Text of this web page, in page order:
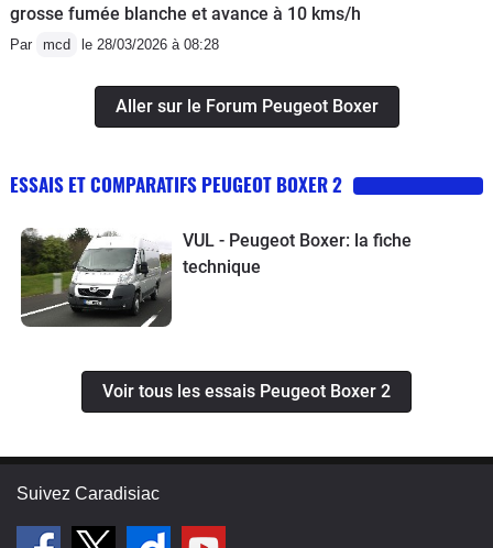
grosse fumée blanche et avance à 10 kms/h
Par mcd le 28/03/2026 à 08:28
Aller sur le Forum Peugeot Boxer
ESSAIS ET COMPARATIFS PEUGEOT BOXER 2
VUL - Peugeot Boxer: la fiche
technique
Voir tous les essais Peugeot Boxer 2
Suivez Caradisiac